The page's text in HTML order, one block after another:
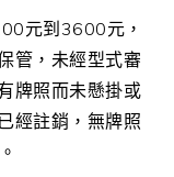
元到3600元，
管，未經型式審
牌照而未懸掛或
經註銷，無牌照